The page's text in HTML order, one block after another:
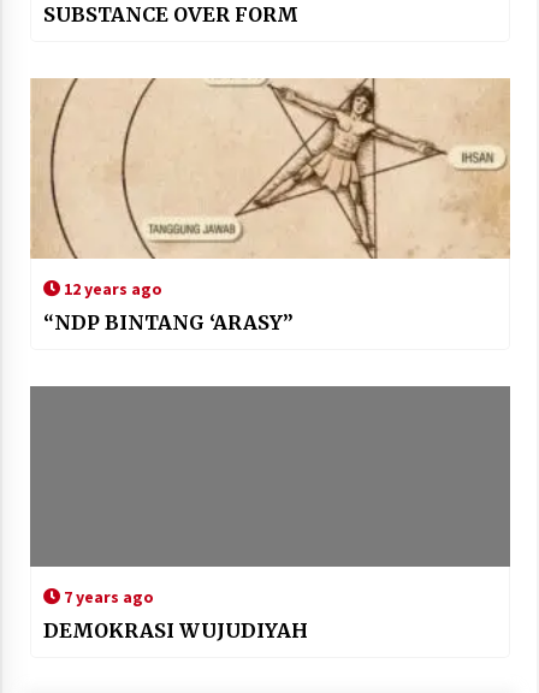
SUBSTANCE OVER FORM
12 years ago
“NDP BINTANG ‘ARASY”
7 years ago
DEMOKRASI WUJUDIYAH